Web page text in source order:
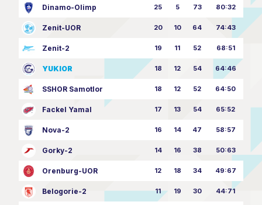
Dinamo-Olimp 25 5 73 80:32
Zenit-UOR 20 10 64 74:43
Zenit-2 19 11 52 68:51
YUKIOR 18 12 54 64:46
SSHOR Samotlor 18 12 52 64:50
Fackel Yamal 17 13 54 65:52
Nova-2 16 14 47 58:57
Gorky-2 14 16 38 50:63
Orenburg-UOR 12 18 34 49:67
Belogorie-2 11 19 30 44:71